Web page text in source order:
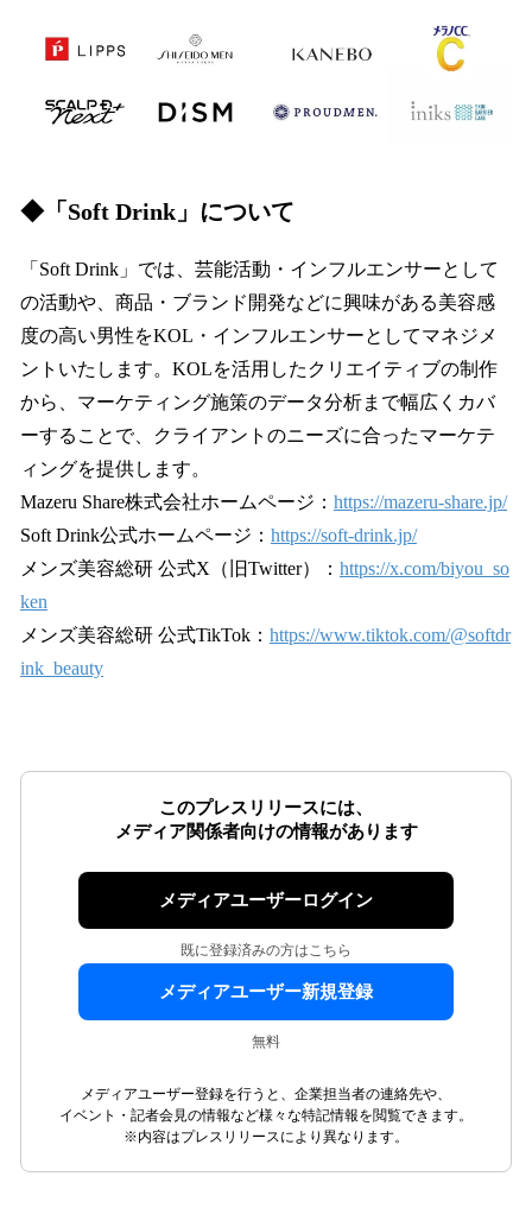
◆「Soft Drink」について
「Soft Drink」では、芸能活動・インフルエンサーとして
の活動や、商品・ブランド開発などに興味がある美容感
度の高い男性をKOL・インフルエンサーとしてマネジメ
ントいたします。KOLを活用したクリエイティブの制作
から、マーケティング施策のデータ分析まで幅広くカバ
ーすることで、クライアントのニーズに合ったマーケテ
ィングを提供します。
Mazeru Share株式会社ホームページ： https://mazeru-share.jp/
Soft Drink公式ホームページ： https://soft-drink.jp/
メンズ美容総研 公式X（旧Twitter）： https://x.com/biyou_so
ken
メンズ美容総研 公式TikTok： https://www.tiktok.com/@softdr
ink_beauty
このプレスリリースには、
メディア関係者向けの情報があります
メディアユーザーログイン
既に登録済みの方はこちら
メディアユーザー新規登録
無料
メディアユーザー登録を行うと、企業担当者の連絡先や、
イベント・記者会見の情報など様々な特記情報を閲覧できます。
※内容はプレスリリースにより異なります。